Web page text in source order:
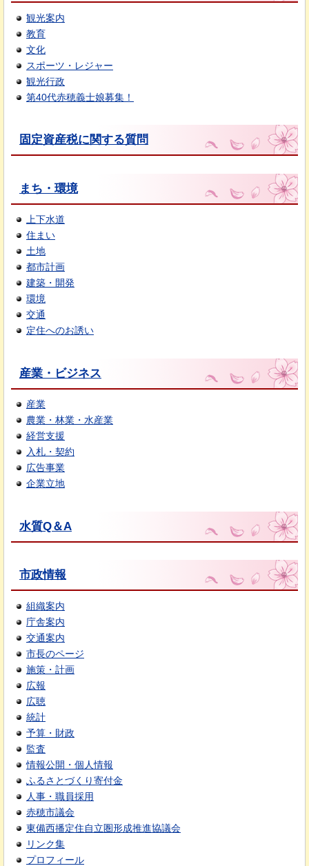
観光案内
教育
文化
スポーツ・レジャー
観光行政
第40代赤穂義士娘募集！
固定資産税に関する質問
まち・環境
上下水道
住まい
土地
都市計画
建築・開発
環境
交通
定住へのお誘い
産業・ビジネス
産業
農業・林業・水産業
経営支援
入札・契約
広告事業
企業立地
水質Q＆A
市政情報
組織案内
庁舎案内
交通案内
市長のページ
施策・計画
広報
広聴
統計
予算・財政
監査
情報公開・個人情報
ふるさとづくり寄付金
人事・職員採用
赤穂市議会
東備西播定住自立圏形成推進協議会
リンク集
プロフィール